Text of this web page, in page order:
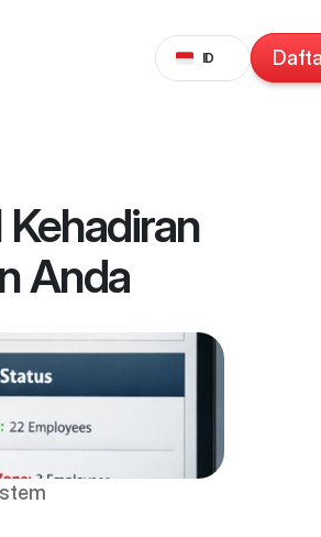
Anda
Select Language
ID